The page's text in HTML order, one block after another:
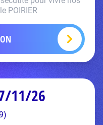
POIRIER
11/26